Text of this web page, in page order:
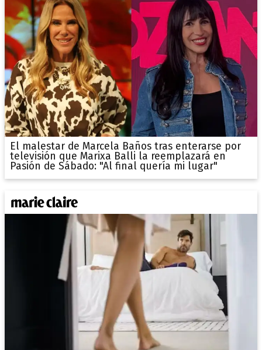
El malestar de Marcela Baños tras enterarse por
televisión que Marixa Balli la reemplazará en
Pasión de Sábado: "Al final quería mi lugar"